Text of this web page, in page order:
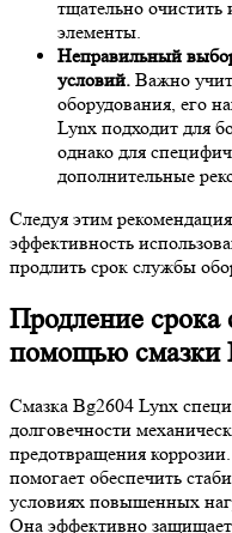
тщательно очистить
элементы.
Неправильный
условий. Важно
оборудования, его
Lynx подходит для
однако для
дополнительные
Следуя этим
эффективность
продлить срок службы
Продление
помощью смазки
Смазка Bg2604 Lynx
долговечности
предотвращения
помогает обеспечить
условиях повышенных
Она эффективно